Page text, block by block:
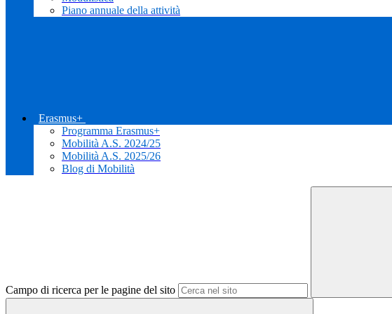
Piano annuale della attività
Erasmus+
Programma Erasmus+
Mobilità A.S. 2024/25
Mobilità A.S. 2025/26
Blog di Mobilità
Campo di ricerca per le pagine del sito